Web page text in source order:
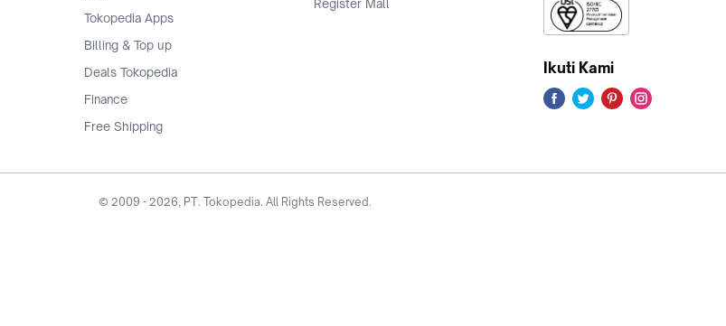
Tokopedia Apps
Billing & Top up
Deals Tokopedia
Finance
Free Shipping
Register Mall
Ikuti Kami
© 2009 - 2026, PT. Tokopedia. All Rights Reserved.